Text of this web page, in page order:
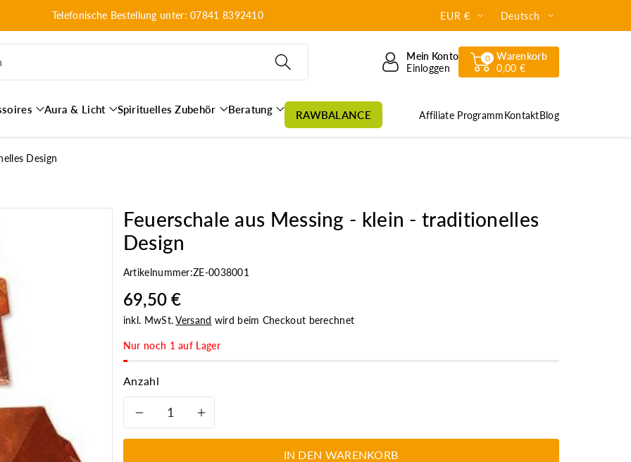
Telefonische Bestellung unter: 07841 8392410 EUR € Deutsch
Mein Konto
Einloggen
0
Warenkorb
0,00 €
Aura & Licht Spirituelles Zubehör Beratung RAWBALANCE Affiliate ProgrammKontaktBlog
Design
Feuerschale aus Messing - klein - traditionelles
Design
Artikelnummer:ZE-0038001
69,50 €
inkl. MwSt.Versand wird beim Checkout berechnet
Nur noch 1 auf Lager
Anzahl
VerringereErhöhe
IN DEN WARENKORB